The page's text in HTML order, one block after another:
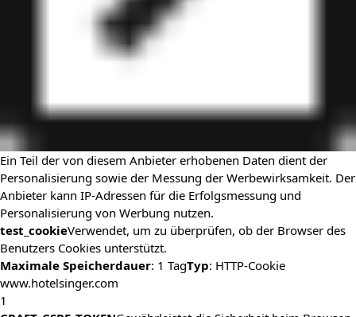
Ein Teil der von diesem Anbieter erhobenen Daten dient der
Personalisierung sowie der Messung der Werbewirksamkeit. Der
Anbieter kann IP-Adressen für die Erfolgsmessung und
Personalisierung von Werbung nutzen.
test_cookieVerwendet, um zu überprüfen, ob der Browser des
Benutzers Cookies unterstützt.
Maximale Speicherdauer: 1 TagTyp: HTTP-Cookie
www.hotelsinger.com
1